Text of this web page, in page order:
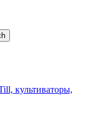
культиваторы,